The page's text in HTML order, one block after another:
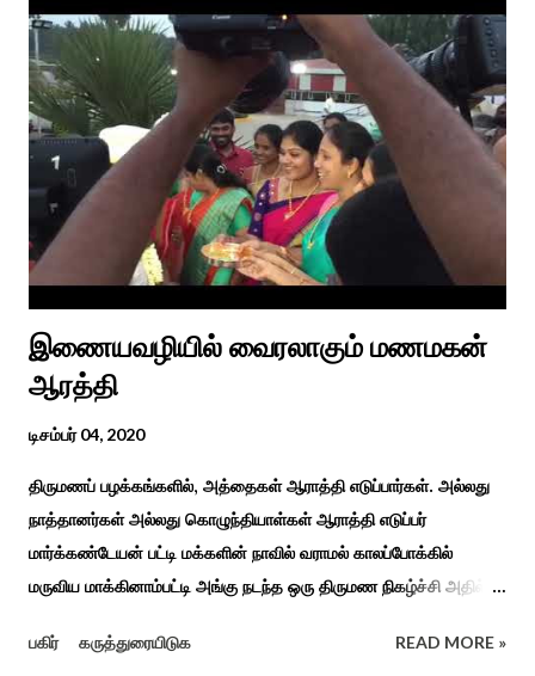
சங்க இலக்கியங்களுக்கு பின் காலகட்டத்திலும் 'புதுக்கலத்து எழுந்த
தீம்பால் பொங்கல்' என சிறப்பிக்கும் சீவக சிந்தாமணி. காலங்கள்
தோறும் தமிழர்களின் வாழ்வியல் அங்கமாக உள்ள பொங்கல் விழாவில்
தமிழர்கள் சொந்த பிள்ளைகளைப் போல கால்நடைகளை வளர்த்துப்
போற்றி உடன் விளையாடி மகிழ்வதும் இயற்கையுடன் இணைந்த
இயந்திரம் இல்லாத கால வாழ்க்கை முறையாகும். தொடர்ந்து உற்றார்
உறவுகளைக் கண்டு மகிழும் காணும் பொங்கல் இயற்கை, வாழ்வியல்
முறை, உறவுகள் சார்ந்த உயிர்ப்பான ...
இணையவழியில் வைரலாகும் மணமகன்
ஆரத்தி
டிசம்பர் 04, 2020
திருமணப் பழக்கங்களில், அத்தைகள் ஆராத்தி எடுப்பார்கள். அல்லது
நாத்தானர்கள் அல்லது கொழுந்தியாள்கள் ஆராத்தி எடுப்பர்
மார்க்கண்டேயன் பட்டி மக்களின் நாவில் வராமல் காலப்போக்கில்
மருவிய மாக்கினாம்பட்டி அங்கு நடந்த ஒரு திருமண நிகழ்ச்சி அதில்
ஆராத்தியெடுத்த கொழுந்தியாள்கள் பாடிய ஆராத்தி பாட்டு ஒன்று 30
பகிர் கருத்துரையிடுக READ MORE »